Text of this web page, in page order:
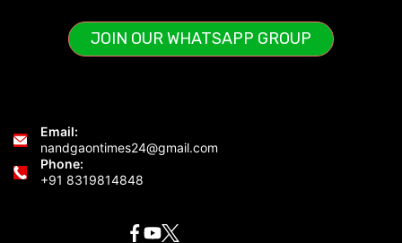
JOIN OUR WHATSAPP GROUP
Email:
nandgaontimes24@gmail.com
Phone:
+91 8319814848